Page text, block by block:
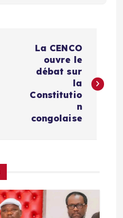
La CENCO
ouvre le
débat sur
la
Constitutio
n
congolaise